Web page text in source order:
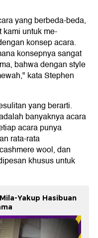
yang berbeda-beda,
untuk me-
konsep acara.
konsepnya sangat
bahwa dengan style
kata Stephen
yang berarti.
banyaknya acara
acara punya
rata-rata
wool, dan
khusus untuk
Yakup Hasibuan